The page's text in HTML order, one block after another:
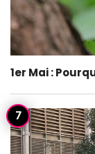
1er Mai :